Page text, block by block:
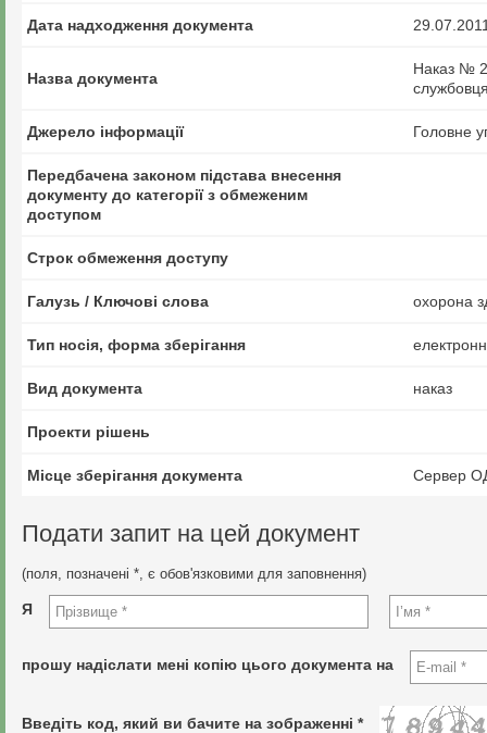
Дата надходження документа
Назва документа
Наказ №
Джерело інформації Головне
Передбачена законом підстава внесення
документу до категорії з обмеженим
доступом
Строк обмеження доступу
Галузь / Ключові слова охорона
Тип носія, форма зберігання
Вид документа наказ
Проекти рішень
Місце зберігання документа Сервер
Подати запит на цей документ
(поля, позначені *, є обов'язковими для заповнення)
Я
прошу надіслати мені копію цього документа на
Введіть код, який ви бачите на зображенні *